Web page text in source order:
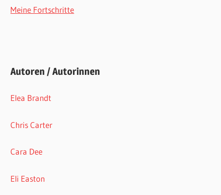
Meine Fortschritte
Autoren / Autorinnen
Elea Brandt
Chris Carter
Cara Dee
Eli Easton